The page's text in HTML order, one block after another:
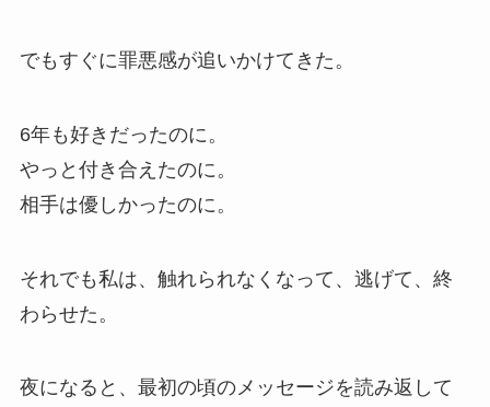
でもすぐに罪悪感が追いかけてきた。
6年も好きだったのに。
やっと付き合えたのに。
相手は優しかったのに。
それでも私は、触れられなくなって、逃げて、終
わらせた。
夜になると、最初の頃のメッセージを読み返して